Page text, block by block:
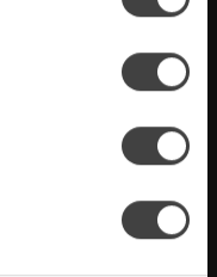
aankoop? Bekijk dan
op veel